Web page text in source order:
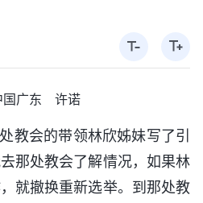
国广东 许诺
教会的带领林欣姊妹写了引
那处教会了解情况，如果林
就撤换重新选举。到那处教